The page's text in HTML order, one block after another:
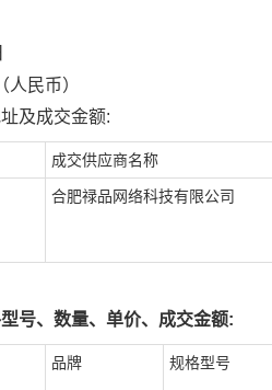
（人民币）
及成交金额:
成交供应商名称
合肥禄品网络科技有限公司
号、数量、单价、成交金额:
品牌 规格型号